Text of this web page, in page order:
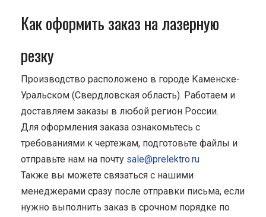
Как оформить заказ на лазерную
резку
Производство расположено в городе Каменске-
Уральском (Свердловская область). Работаем и
доставляем заказы в любой регион России.
Для оформления заказа ознакомьтесь с
требованиями к чертежам, подготовьте файлы и
отправьте нам на почту sale@prelektro.ru
Также вы можете связаться с нашими
менеджерами сразу после отправки письма, если
нужно выполнить заказ в срочном порядке по